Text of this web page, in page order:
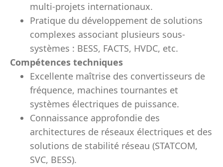
multi-projets internationaux.
Pratique du développement de solutions
complexes associant plusieurs sous-
systèmes : BESS, FACTS, HVDC, etc.
Compétences techniques
Excellente maîtrise des convertisseurs de
fréquence, machines tournantes et
systèmes électriques de puissance.
Connaissance approfondie des
architectures de réseaux électriques et des
solutions de stabilité réseau (STATCOM,
SVC, BESS).